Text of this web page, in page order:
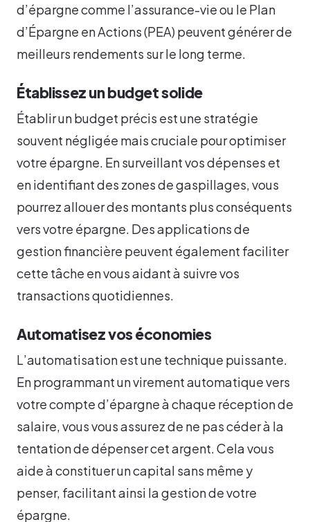
d’épargne comme l’assurance-vie ou le Plan
d’Épargne en Actions (PEA) peuvent générer de
meilleurs rendements sur le long terme.
Établissez un budget solide
Établir un budget précis est une stratégie
souvent négligée mais cruciale pour optimiser
votre épargne. En surveillant vos dépenses et
en identifiant des zones de gaspillages, vous
pourrez allouer des montants plus conséquents
vers votre épargne. Des applications de
gestion financière peuvent également faciliter
cette tâche en vous aidant à suivre vos
transactions quotidiennes.
Automatisez vos économies
L’automatisation est une technique puissante.
En programmant un virement automatique vers
votre compte d’épargne à chaque réception de
salaire, vous vous assurez de ne pas céder à la
tentation de dépenser cet argent. Cela vous
aide à constituer un capital sans même y
penser, facilitant ainsi la gestion de votre
épargne.